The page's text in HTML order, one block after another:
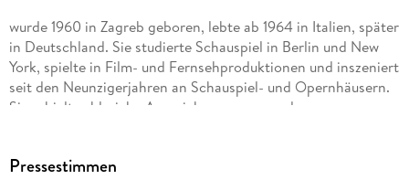
wurde 1960 in Zagreb geboren, lebte ab 1964 in Italien, später
in Deutschland. Sie studierte Schauspiel in Berlin und New
York, spielte in Film- und Fernsehproduktionen und inszeniert
seit den Neunzigerjahren an Schauspiel- und Opernhäusern.
Sie erhielt zahlreiche Auszeichnungen, u. a. den
Leistungen und den Deutschen Hörbuchpreis. 2012 erschien
Pressestimmen